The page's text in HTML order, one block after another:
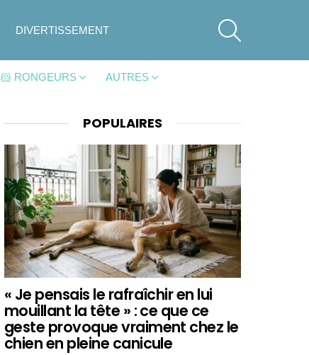
DIVERTISSEMENT
🐹 RONGEURS AUTRES
POPULAIRES
« Je pensais le rafraîchir en lui
mouillant la tête » : ce que ce
geste provoque vraiment chez le
chien en pleine canicule